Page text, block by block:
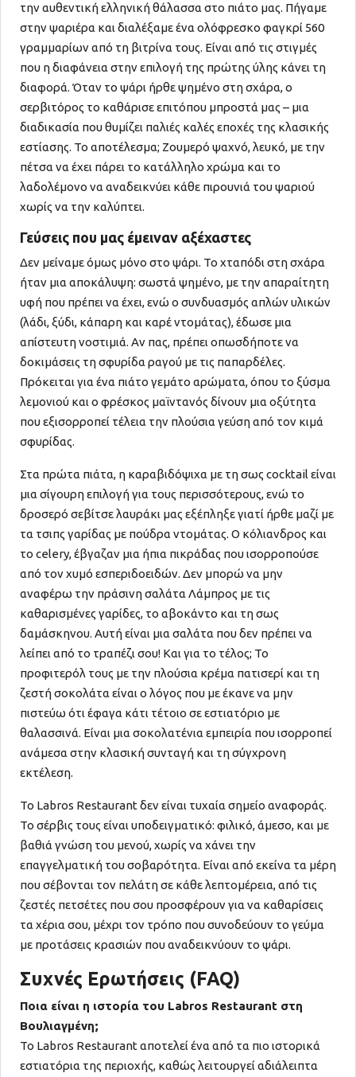
την αυθεντική ελληνική θάλασσα στο πιάτο μας. Πήγαμε
στην ψαριέρα και διαλέξαμε ένα ολόφρεσκο φαγκρί 560
γραμμαρίων από τη βιτρίνα τους. Είναι από τις στιγμές
που η διαφάνεια στην επιλογή της πρώτης ύλης κάνει τη
διαφορά. Όταν το ψάρι ήρθε ψημένο στη σχάρα, ο
σερβιτόρος το καθάρισε επιτόπου μπροστά μας – μια
διαδικασία που θυμίζει παλιές καλές εποχές της κλασικής
εστίασης. Το αποτέλεσμα; Ζουμερό ψαχνό, λευκό, με την
πέτσα να έχει πάρει το κατάλληλο χρώμα και το
λαδολέμονο να αναδεικνύει κάθε πιρουνιά του ψαριού
χωρίς να την καλύπτει.
Γεύσεις που μας έμειναν αξέχαστες
Δεν μείναμε όμως μόνο στο ψάρι. Το χταπόδι στη σχάρα
ήταν μια αποκάλυψη: σωστά ψημένο, με την απαραίτητη
υφή που πρέπει να έχει, ενώ ο συνδυασμός απλών υλικών
(λάδι, ξύδι, κάπαρη και καρέ ντομάτας), έδωσε μια
απίστευτη νοστιμιά. Αν πας, πρέπει οπωσδήποτε να
δοκιμάσεις τη σφυρίδα ραγού με τις παπαρδέλες.
Πρόκειται για ένα πιάτο γεμάτο αρώματα, όπου το ξύσμα
λεμονιού και ο φρέσκος μαϊντανός δίνουν μια οξύτητα
που εξισορροπεί τέλεια την πλούσια γεύση από τον κιμά
σφυρίδας.
Στα πρώτα πιάτα, η καραβιδόψιχα με τη σως cocktail είναι
μια σίγουρη επιλογή για τους περισσότερους, ενώ το
δροσερό σεβίτσε λαυράκι μας εξέπληξε γιατί ήρθε μαζί με
τα τσιπς γαρίδας με πούδρα ντομάτας. Ο κόλιανδρος και
το celery, έβγαζαν μια ήπια πικράδας που ισορροπούσε
από τον χυμό εσπεριδοειδών. Δεν μπορώ να μην
αναφέρω την πράσινη σαλάτα Λάμπρος με τις
καθαρισμένες γαρίδες, το αβοκάντο και τη σως
δαμάσκηνου. Αυτή είναι μια σαλάτα που δεν πρέπει να
λείπει από το τραπέζι σου! Και για το τέλος; Το
προφιτερόλ τους με την πλούσια κρέμα πατισερί και τη
ζεστή σοκολάτα είναι ο λόγος που με έκανε να μην
πιστεύω ότι έφαγα κάτι τέτοιο σε εστιατόριο με
θαλασσινά. Είναι μια σοκολατένια εμπειρία που ισορροπεί
ανάμεσα στην κλασική συνταγή και τη σύγχρονη
εκτέλεση.
Το Labros Restaurant δεν είναι τυχαία σημείο αναφοράς.
Το σέρβις τους είναι υποδειγματικό: φιλικό, άμεσο, και με
βαθιά γνώση του μενού, χωρίς να χάνει την
επαγγελματική του σοβαρότητα. Είναι από εκείνα τα μέρη
που σέβονται τον πελάτη σε κάθε λεπτομέρεια, από τις
ζεστές πετσέτες που σου προσφέρουν για να καθαρίσεις
τα χέρια σου, μέχρι τον τρόπο που συνοδεύουν το γεύμα
με προτάσεις κρασιών που αναδεικνύουν το ψάρι.
Συχνές Ερωτήσεις (FAQ)
Ποια είναι η ιστορία του Labros Restaurant στη
Βουλιαγμένη;
Το Labros Restaurant αποτελεί ένα από τα πιο ιστορικά
εστιατόρια της περιοχής, καθώς λειτουργεί αδιάλειπτα